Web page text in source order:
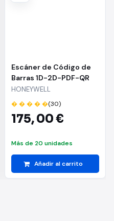
Escáner de Código de
Barras 1D-2D-PDF-QR
Honeywell Orbit HF680/
USB
HONEYWELL
� � � � �(30)
175,00 €
Más de 20 unidades
Añadir al carrito